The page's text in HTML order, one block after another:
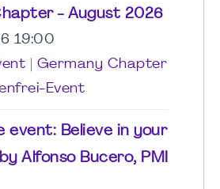
- August 2026
19:00
Germany Chapter
Event
event: Believe in your
Alfonso Bucero, PMI